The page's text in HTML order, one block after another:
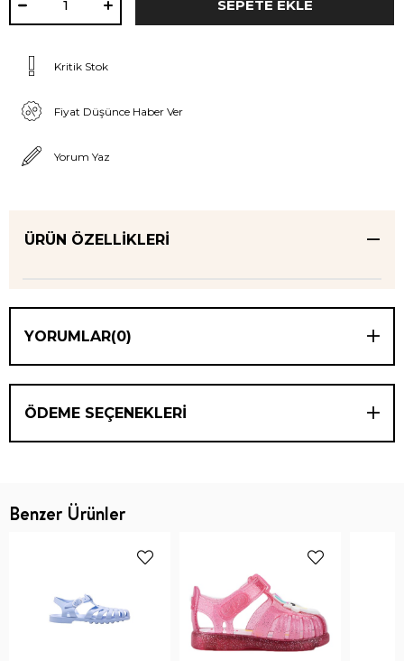
Kritik Stok
Fiyat Düşünce Haber Ver
Yorum Yaz
ÜRÜN ÖZELLIKLERI
YORUMLAR(0)
ÖDEME SEÇENEKLERI
Benzer Ürünler